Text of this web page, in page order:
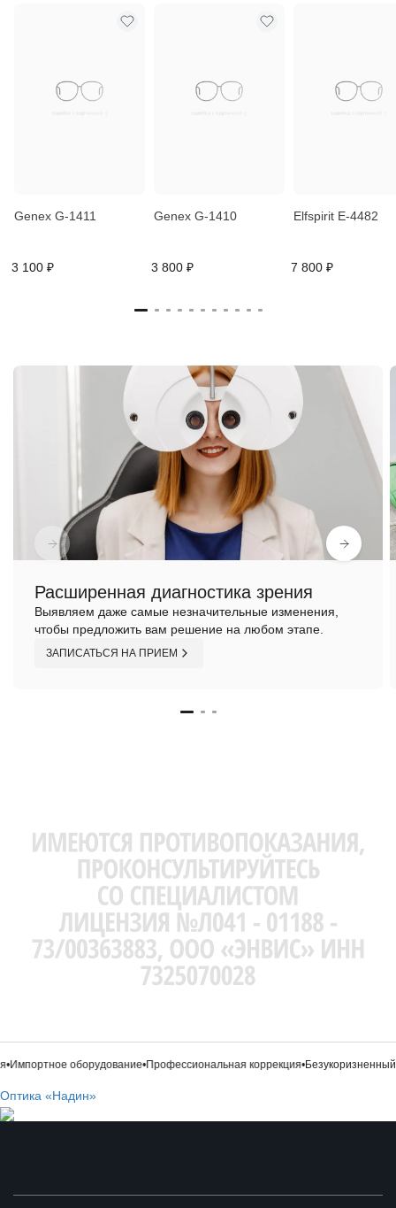
Genex G-1411
3 100 ₽
Genex G-1410
3 800 ₽
Elfspirit E-4482
7 800 ₽
Расширенная диагностика зрения
Выявляем даже самые незначительные изменения,
чтобы предложить вам решение на любом этапе.
ЗАПИСАТЬСЯ НА ПРИЕМ
Импортное оборудование•Профессиональная коррекция•Безукоризненный
Оптика «Надин»